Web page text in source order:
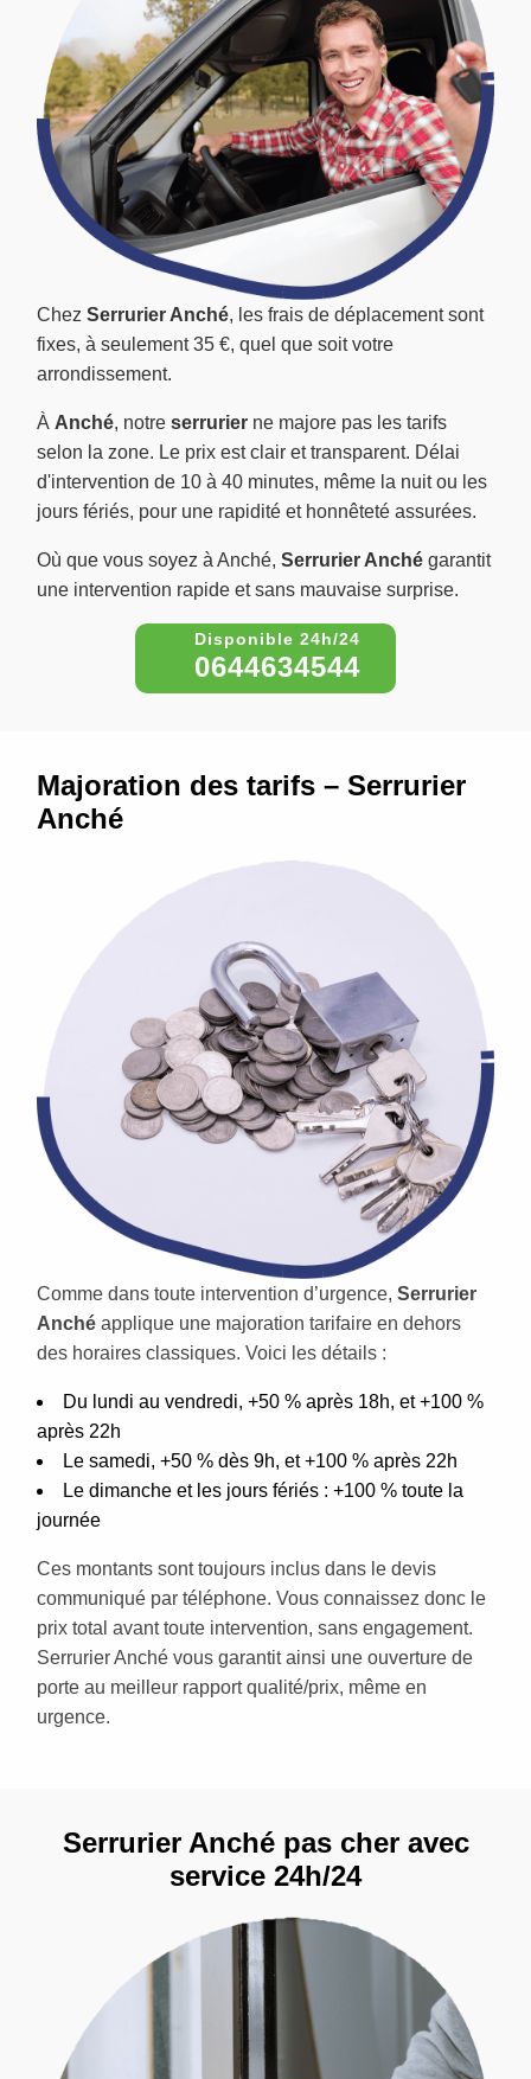
Chez Serrurier Anché, les frais de déplacement sont
fixes, à seulement 35 €, quel que soit votre
arrondissement.
À Anché, notre serrurier ne majore pas les tarifs
selon la zone. Le prix est clair et transparent. Délai
d'intervention de 10 à 40 minutes, même la nuit ou les
jours fériés, pour une rapidité et honnêteté assurées.
Où que vous soyez à Anché, Serrurier Anché garantit
une intervention rapide et sans mauvaise surprise.
0644634544
Majoration des tarifs – Serrurier
Anché
Comme dans toute intervention d’urgence, Serrurier
Anché applique une majoration tarifaire en dehors
des horaires classiques. Voici les détails :
Du lundi au vendredi, +50 % après 18h, et +100 %
après 22h
Le samedi, +50 % dès 9h, et +100 % après 22h
Le dimanche et les jours fériés : +100 % toute la
journée
Ces montants sont toujours inclus dans le devis
communiqué par téléphone. Vous connaissez donc le
prix total avant toute intervention, sans engagement.
Serrurier Anché vous garantit ainsi une ouverture de
porte au meilleur rapport qualité/prix, même en
urgence.
Serrurier Anché pas cher avec
service 24h/24